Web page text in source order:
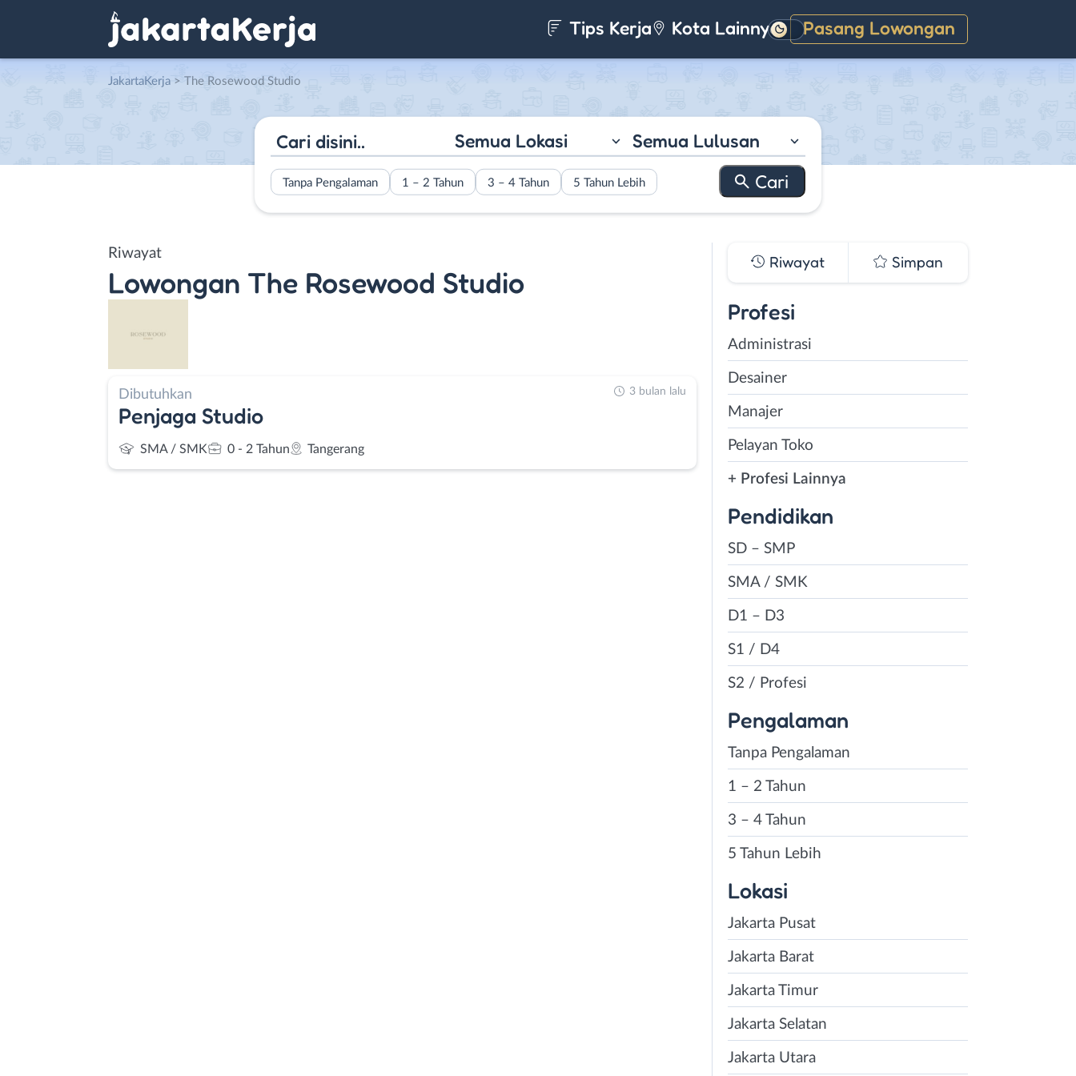
Tips Kerja Kota Lainnya Pasang Lowongan
Gelap
JakartaKerja > The Rosewood Studio
Semua Lokasi Semua Lulusan
Tanpa Pengalaman 1 – 2 Tahun 3 – 4 Tahun 5 Tahun Lebih
Riwayat
Lowongan The Rosewood Studio
Dibutuhkan
Penjaga Studio
SMA / SMK 0 - 2 Tahun Tangerang
3 bulan lalu
Riwayat Simpan
Profesi
Administrasi
Desainer
Manajer
Pelayan Toko
+ Profesi Lainnya
Pendidikan
SD – SMP
SMA / SMK
D1 – D3
S1 / D4
S2 / Profesi
Pengalaman
Tanpa Pengalaman
1 – 2 Tahun
3 – 4 Tahun
5 Tahun Lebih
Lokasi
Jakarta Pusat
Jakarta Barat
Jakarta Timur
Jakarta Selatan
Jakarta Utara